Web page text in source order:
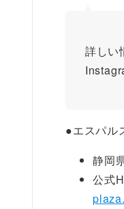
詳しい
●エスパル
静岡
公式